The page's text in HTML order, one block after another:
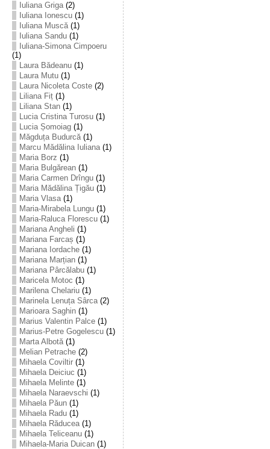
Iuliana Griga(2)
Iuliana Ionescu(1)
Iuliana Muscă(1)
Iuliana Sandu(1)
Iuliana-Simona Cimpoeru
(1)
Laura Bădeanu(1)
Laura Mutu(1)
Laura Nicoleta Coste(2)
Liliana Fiț(1)
Liliana Stan(1)
Lucia Cristina Turosu(1)
Lucia Șomoiag(1)
Măgduța Budurcă(1)
Marcu Mădălina Iuliana(1)
Maria Borz (1)
Maria Bulgărean(1)
Maria Carmen Drîngu(1)
Maria Mădălina Țigău(1)
Maria Vlasa(1)
Maria-Mirabela Lungu(1)
Maria-Raluca Florescu(1)
Mariana Angheli (1)
Mariana Farcaș (1)
Mariana Iordache(1)
Mariana Marțian(1)
Mariana Pârcălabu(1)
Maricela Motoc (1)
Marilena Chelariu(1)
Marinela Lenuța Sârca(2)
Marioara Saghin(1)
Marius Valentin Palce(1)
Marius-Petre Gogelescu(1)
Marta Albotă(1)
Melian Petrache(2)
Mihaela Coviltir(1)
Mihaela Deiciuc (1)
Mihaela Melinte(1)
Mihaela Naraevschi (1)
Mihaela Păun(1)
Mihaela Radu(1)
Mihaela Răducea(1)
Mihaela Teliceanu(1)
Mihaela-Maria Duican(1)